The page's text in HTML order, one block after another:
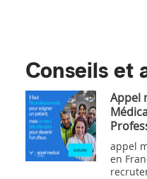
Conseils et
Appel
appel
en